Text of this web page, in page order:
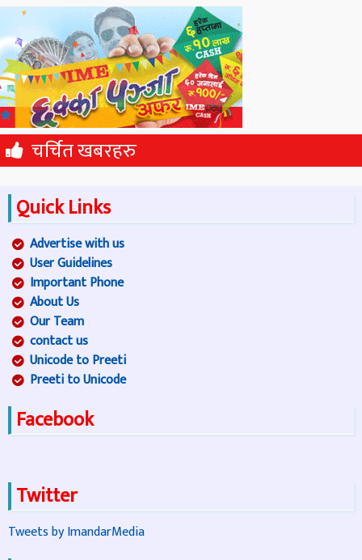
चर्चित खबरहरु
Quick Links
Advertise with us
User Guidelines
Important Phone
About Us
Our Team
contact us
Unicode to Preeti
Preeti to Unicode
Facebook
Twitter
Tweets by ImandarMedia